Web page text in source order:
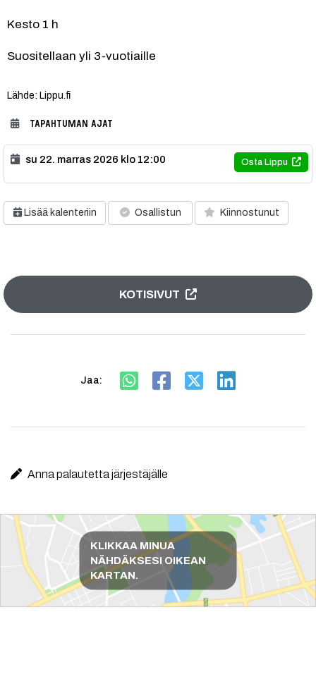
Kesto 1 h
Suositellaan yli 3-vuotiaille
Lähde: Lippu.fi
TAPAHTUMAN AJAT
Osta Lippu
su 22. marras 2026 klo 12:00
Lisää kalenteriin Osallistun Kiinnostunut
KOTISIVUT
Jaa:
Anna palautetta järjestäjälle
Reittiohjeet
KLIKKAA MINUA
NÄHDÄKSESI OIKEAN
KARTAN.